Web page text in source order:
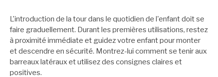
L'introduction de la tour dans le quotidien de l'enfant doit se
faire graduellement. Durant les premières utilisations, restez
à proximité immédiate et guidez votre enfant pour monter
et descendre en sécurité. Montrez-lui comment se tenir aux
barreaux latéraux et utilisez des consignes claires et
positives.